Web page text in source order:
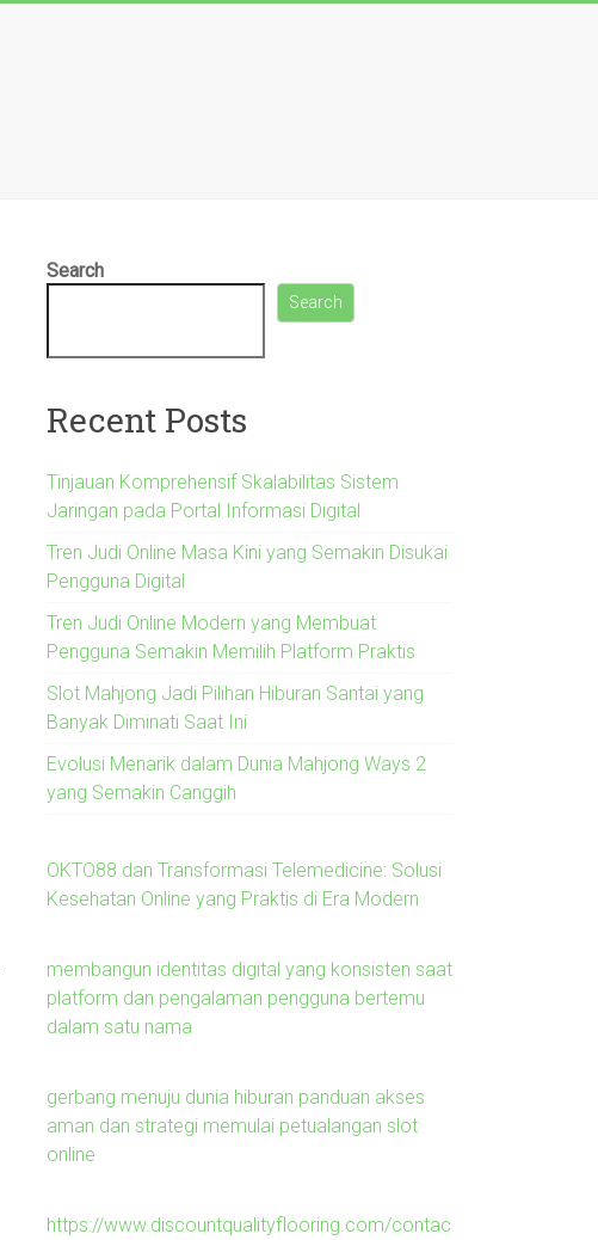
Search
Search
Recent Posts
Tinjauan Komprehensif Skalabilitas Sistem
Jaringan pada Portal Informasi Digital
Tren Judi Online Masa Kini yang Semakin Disukai
Pengguna Digital
Tren Judi Online Modern yang Membuat
Pengguna Semakin Memilih Platform Praktis
Slot Mahjong Jadi Pilihan Hiburan Santai yang
Banyak Diminati Saat Ini
Evolusi Menarik dalam Dunia Mahjong Ways 2
yang Semakin Canggih
OKTO88 dan Transformasi Telemedicine: Solusi
Kesehatan Online yang Praktis di Era Modern
membangun identitas digital yang konsisten saat
platform dan pengalaman pengguna bertemu
dalam satu nama
gerbang menuju dunia hiburan panduan akses
aman dan strategi memulai petualangan slot
online
https://www.discountqualityflooring.com/contac